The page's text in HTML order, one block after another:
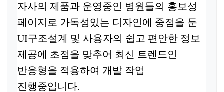
자사의 제품과 운영중인 병원들의 홍보성
페이지로 가독성있는 디자인에 중점을 둔
UI구조설계 및 사용자의 쉽고 편안한 정보
제공에 초점을 맞추어 최신 트렌드인
반응형을 적용하여 개발 작업
진행중입니다.